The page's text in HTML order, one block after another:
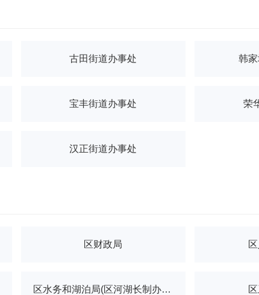
古田街道办事处 韩
宝丰街道办事处 荣
汉正街道办事处
区财政局
区水务和湖泊局(区河湖长制办公室)